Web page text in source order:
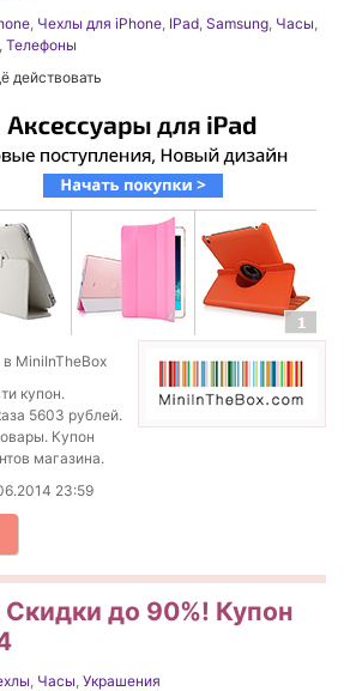
Чехлы для iPhone IPad Samsung Часы
Телефоны
действовать
MiniInTheBox
купон.
5603 рублей.
Купон
магазина.
23:59
до 90%! Купон
Часы Украшения